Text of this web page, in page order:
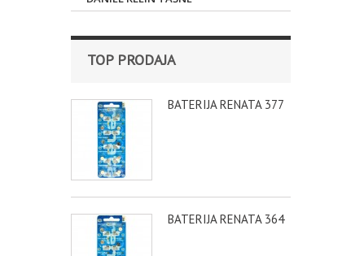
TOP PRODAJA
BATERIJA RENATA 377
BATERIJA RENATA 364